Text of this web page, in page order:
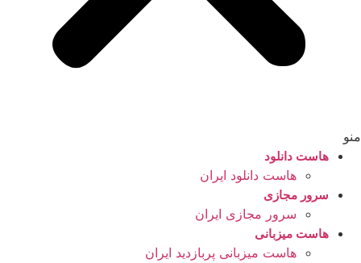
منو
هاست دانلود
هاست دانلود ایران
سرور مجازی
سرور مجازی ایران
هاست میزبانی
هاست میزبانی پربازدید ایران